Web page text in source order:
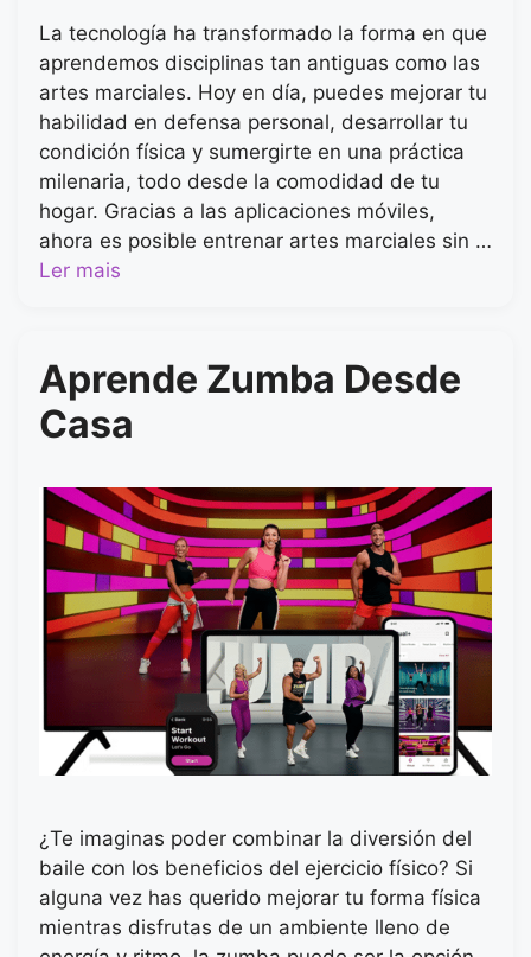
La tecnología ha transformado la forma en que
aprendemos disciplinas tan antiguas como las
artes marciales. Hoy en día, puedes mejorar tu
habilidad en defensa personal, desarrollar tu
condición física y sumergirte en una práctica
milenaria, todo desde la comodidad de tu
hogar. Gracias a las aplicaciones móviles,
ahora es posible entrenar artes marciales sin …
Ler mais
Aprende Zumba Desde
Casa
¿Te imaginas poder combinar la diversión del
baile con los beneficios del ejercicio físico? Si
alguna vez has querido mejorar tu forma física
mientras disfrutas de un ambiente lleno de